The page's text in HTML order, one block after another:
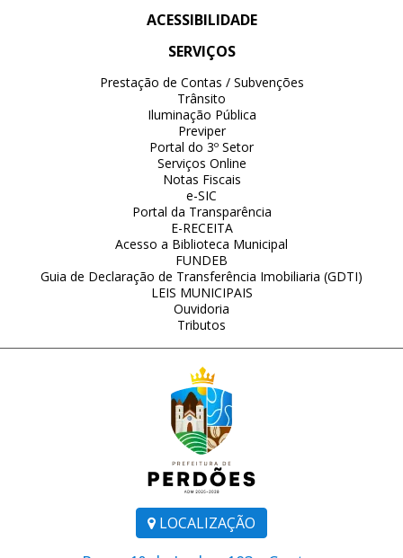
LOCALIZAÇÃO
ACESSIBILIDADE
SERVIÇOS
Prestação de Contas / Subvenções
Trânsito
Iluminação Pública
Previper
Portal do 3º Setor
Serviços Online
Notas Fiscais
e-SIC
Portal da Transparência
E-RECEITA
Acesso a Biblioteca Municipal
FUNDEB
Guia de Declaração de Transferência Imobiliaria (GDTI)
LEIS MUNICIPAIS
Ouvidoria
Tributos